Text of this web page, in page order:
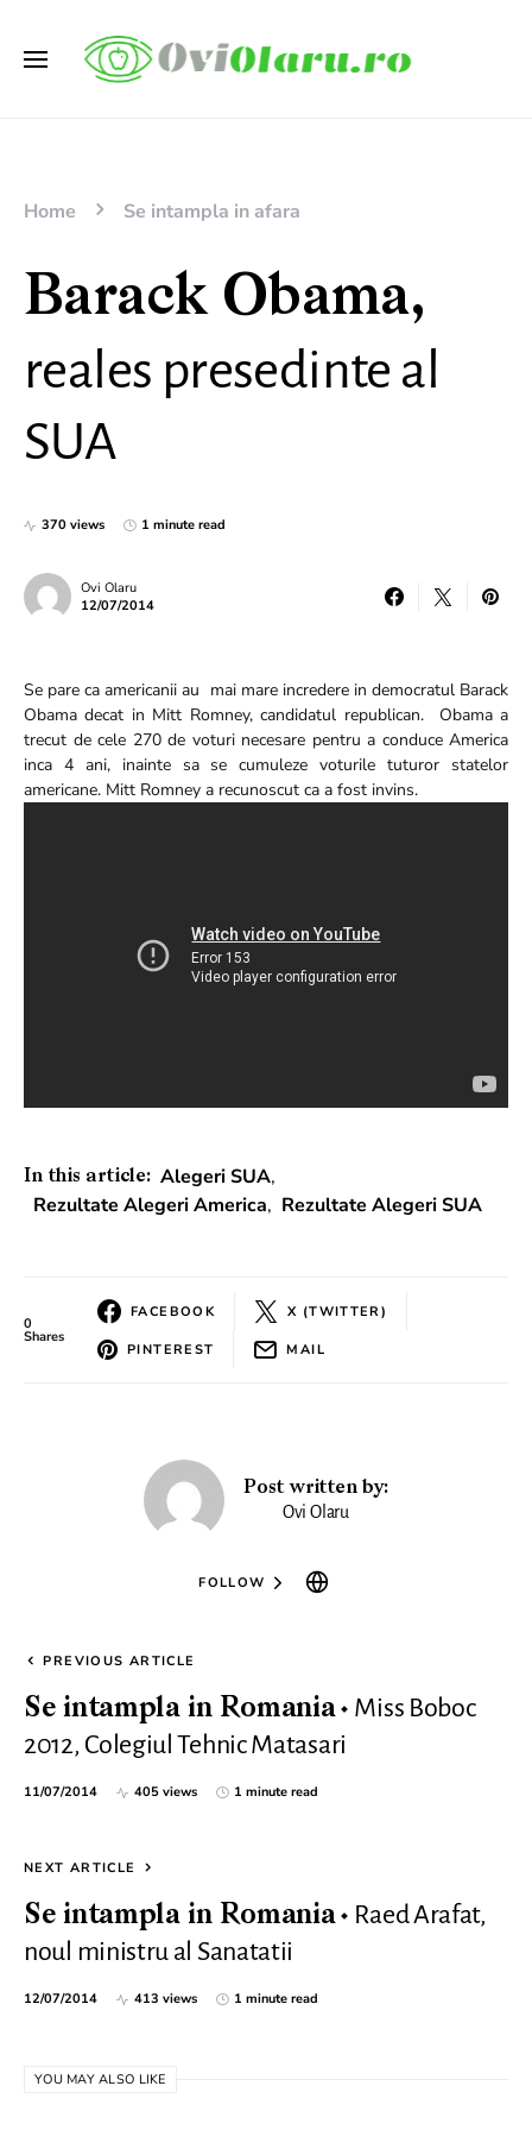
Home Se intampla in afara
Barack Obama,
reales presedinte al
SUA
370 views 1 minute read
Ovi Olaru
12/07/2014
Se pare ca americanii au mai mare incredere in democratul Barack
Obama decat in Mitt Romney, candidatul republican. Obama a
trecut de cele 270 de voturi necesare pentru a conduce America
inca 4 ani, inainte sa se cumuleze voturile tuturor statelor
americane. Mitt Romney a recunoscut ca a fost invins.
In this article: Alegeri SUA,
Rezultate Alegeri America, Rezultate Alegeri SUA
0
Shares
FACEBOOK X (TWITTER)
PINTEREST MAIL
Post written by:
Ovi Olaru
FOLLOW
PREVIOUS ARTICLE
Se intampla in Romania
Miss Boboc
2012, Colegiul Tehnic Matasari
11/07/2014 405 views 1 minute read
NEXT ARTICLE
Se intampla in Romania
Raed Arafat,
noul ministru al Sanatatii
12/07/2014 413 views 1 minute read
YOU MAY ALSO LIKE